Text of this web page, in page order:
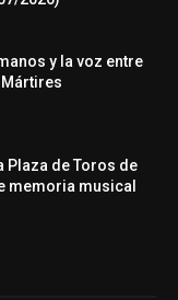
y la voz entre
Plaza de Toros de
memoria musical